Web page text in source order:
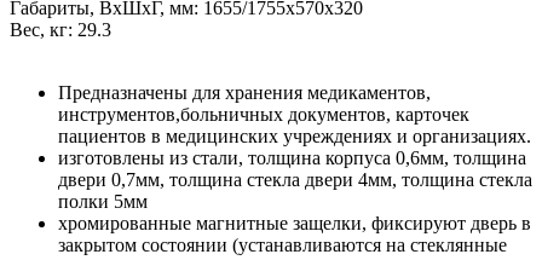
Габариты, ВxШxГ, мм: 1655/1755x570x320
Вес, кг: 29.3
Предназначены для хранения медикаментов,
инструментов,больничных документов, карточек
пациентов в медицинских учреждениях и организациях.
изготовлены из стали, толщина корпуса 0,6мм, толщина
двери 0,7мм, толщина стекла двери 4мм, толщина стекла
полки 5мм
хромированные магнитные защелки, фиксируют дверь в
закрытом состоянии (устанавливаются на стеклянные